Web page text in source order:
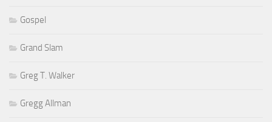
Gospel
Grand Slam
Greg T. Walker
Gregg Allman